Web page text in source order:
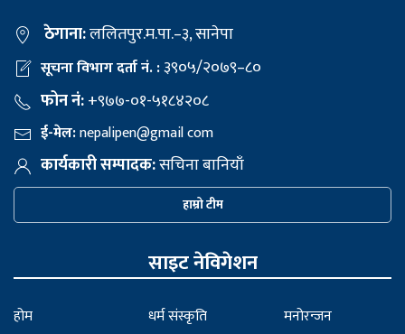
ठेगाना:ललितपुर.म.पा.–३, सानेपा
सूचना विभाग दर्ता नं. :३९०५/२०७९–८०
फोन नं:+९७७-०१-५१८४२०८
ई-मेल:nepalipen@gmail com
कार्यकारी सम्पादक:सचिना बानियाँ
हाम्रो टीम
साइट नेविगेशन
होम
धर्म संस्कृति
मनोरन्जन